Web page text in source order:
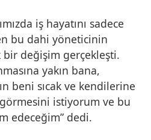
iş hayatını sadece
bu dahi yöneticinin
bir değişim gerçekleşti.
yakın bana,
beni sıcak ve kendilerine
istiyorum ve bu
edeceğim” dedi.